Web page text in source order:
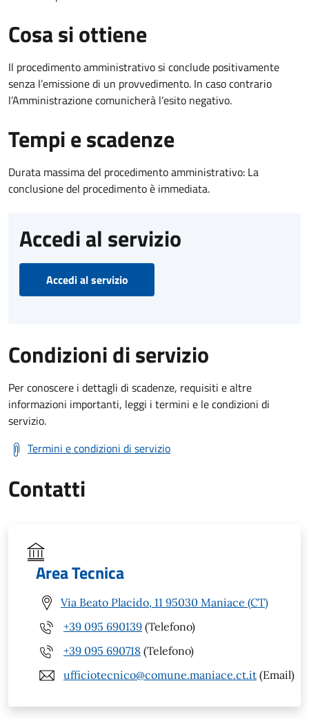
Cosa si ottiene
Il procedimento amministrativo si conclude positivamente
senza l’emissione di un provvedimento. In caso contrario
l’Amministrazione comunicherà l’esito negativo.
Tempi e scadenze
Durata massima del procedimento amministrativo: La
conclusione del procedimento è immediata.
Accedi al servizio
Accedi al servizio
Condizioni di servizio
Per conoscere i dettagli di scadenze, requisiti e altre
informazioni importanti, leggi i termini e le condizioni di
servizio.
Termini e condizioni di servizio
Contatti
Area Tecnica
Via Beato Placido, 11 95030 Maniace (CT)
+39 095 690139 (Telefono)
+39 095 690718 (Telefono)
ufficiotecnico@comune.maniace.ct.it (Email)